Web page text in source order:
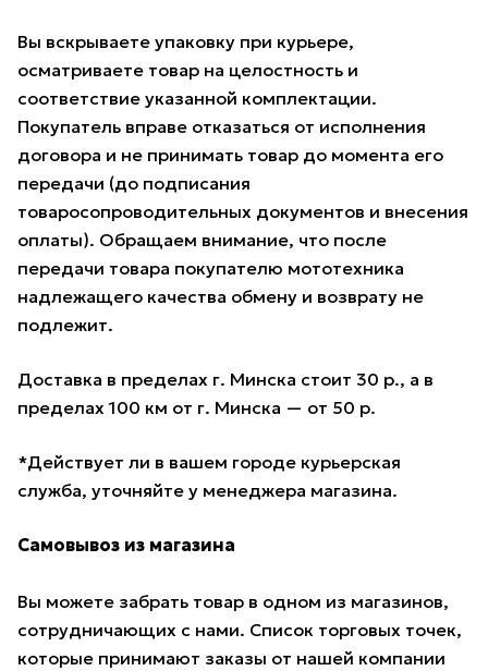
Вы вскрываете упаковку при курьере,
осматриваете товар на целостность и
соответствие указанной комплектации.
Покупатель вправе отказаться от исполнения
договора и не принимать товар до момента его
передачи (до подписания
товаросопроводительных документов и внесения
оплаты). Обращаем внимание, что после
передачи товара покупателю мототехника
надлежащего качества обмену и возврату не
подлежит.
Доставка в пределах г. Минска стоит 30 р., а в
пределах 100 км от г. Минска — от 50 р.
*Действует ли в вашем городе курьерская
служба, уточняйте у менеджера магазина.
Самовывоз из магазина
Вы можете забрать товар в одном из магазинов,
сотрудничающих с нами. Список торговых точек,
которые принимают заказы от нашей компании